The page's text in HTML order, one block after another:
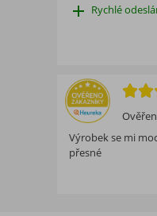
add Rychlé
Výrobek se mi
přesné